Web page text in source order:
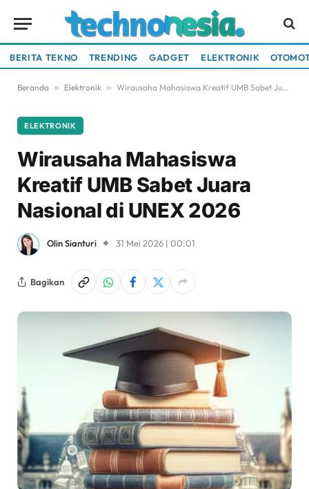
BERITA TEKNO TRENDING GADGET ELEKTRONIK
Beranda » Elektronik » Wirausaha Mahasiswa Kreatif UMB Sabet Juara Nasional di UNEX 2026
ELEKTRONIK
Wirausaha Mahasiswa
Kreatif UMB Sabet Juara
Nasional di UNEX 2026
Olin Sianturi 31 Mei 2026 | 00:01
Bagikan